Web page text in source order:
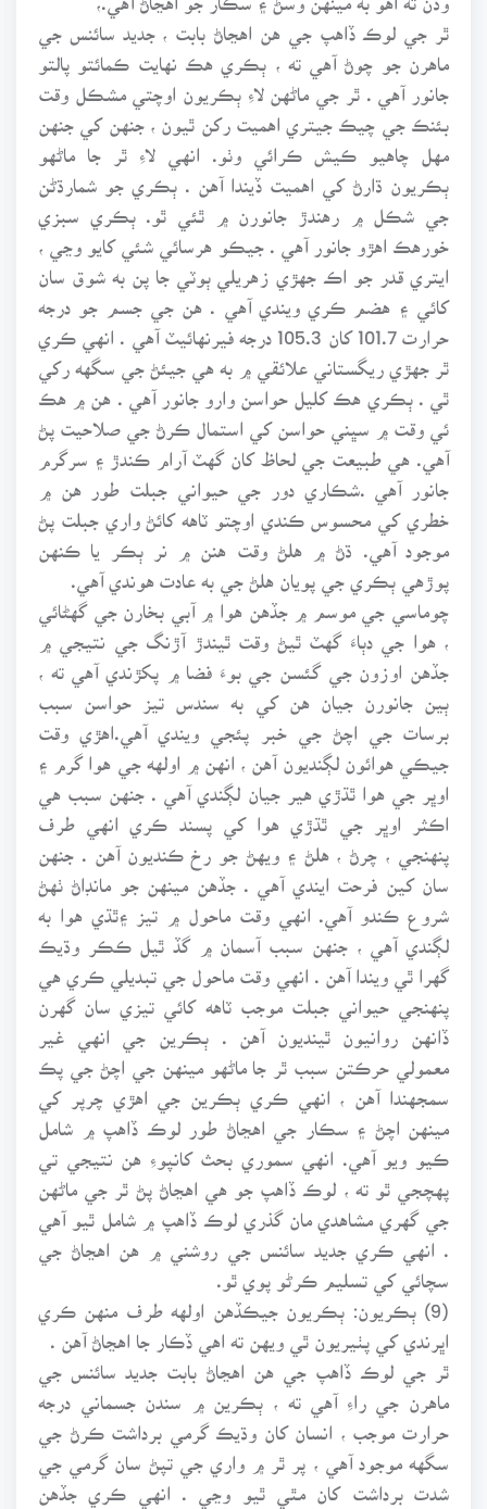
ٿر جي لوڪ ڏاهپ جي هن اهڃاڻ بابت ، جديد سائنس جي
ماهرن جو چوڻ آهي ته ، ٻڪري هڪ نهايت ڪمائتو پالتو
جانور آهي . ٿر جي ماڻهن لاءِ ٻڪريون اوچتي مشڪل وقت
بئنڪ جي چيڪ جيتري اهميت رکن ٿيون ، جنهن کي جنهن
مهل چاهيو ڪيش ڪرائي وٺو. انهي لاءِ ٿر جا ماڻهو
ٻڪريون ڌارڻ کي اهميت ڏيندا آهن . ٻڪري جو شمارڌڻن
جي شڪل ۾ رهندڙ جانورن ۾ ٿئي ٿو. ٻڪري سبزي
خورهڪ اهڙو جانور آهي . جيڪو هرسائي شئي کايو وڃي ،
ايتري قدر جو اڪ جهڙي زهريلي ٻوٽي جا پن به شوق سان
کائي ۽ هضم ڪري ويندي آهي . هن جي جسم جو درجه
حرارت 101.7 کان 105.3 درجه فيرنهائيٽ آهي . انهي ڪري
ٿر جهڙي ريگستاني علائقي ۾ به هي جيئڻ جي سگهه رکي
ٿي . ٻڪري هڪ کليل حواسن وارو جانور آهي . هن ۾ هڪ
ئي وقت ۾ سڀني حواسن کي استمال ڪرڻ جي صلاحيت پڻ
آهي. هي طبيعت جي لحاظ کان گهٽ آرام ڪندڙ ۽ سرگرم
جانور آهي .شڪاري دور جي حيواني جبلت طور هن ۾
خطري کي محسوس ڪندي اوچتو ٽاهه کائڻ واري جبلت پڻ
موجود آهي. ڌڻ ۾ هلڻ وقت هنن ۾ نر ٻڪر يا ڪنهن
پوڙهي ٻڪري جي پويان هلڻ جي به عادت هوندي آهي.
چوماسي جي موسم ۾ جڏهن هوا ۾ آبي بخارن جي گهڻائي
، هوا جي دٻاءَ گهٽ ٿيڻ وقت ٿيندڙ آڙنگ جي نتيجي ۾
جڏهن اوزون جي گئسن جي بوءَ فضا ۾ پکڙندي آهي ته ،
ٻين جانورن جيان هن کي به سندس تيز حواسن سبب
برسات جي اچڻ جي خبر پئجي ويندي آهي.اهڙي وقت
جيڪي هوائون لڳنديون آهن ، انهن ۾ اولهه جي هوا گرم ۽
اوڀر جي هوا ٿڌڙي هير جيان لڳندي آهي . جنهن سبب هي
اڪثر اوڀر جي ٿڌڙي هوا کي پسند ڪري انهي طرف
پنهنجي ، چرڻ ، هلڻ ۽ ويهڻ جو رخ ڪنديون آهن . جنهن
سان کين فرحت ايندي آهي . جڏهن مينهن جو مانڊاڻ ٺهڻ
شروع ڪندو آهي. انهي وقت ماحول ۾ تيز ۽ٿڌي هوا به
لڳندي آهي ، جنهن سبب آسمان ۾ گڏ ٿيل ڪڪر وڌيڪ
گهرا ٿي ويندا آهن . انهي وقت ماحول جي تبديلي ڪري هي
پنهنجي حيواني جبلت موجب ٽاهه کائي تيزي سان گهرن
ڏانهن روانيون ٿينديون آهن . ٻڪرين جي انهي غير
معمولي حرڪتن سبب ٿر جا ماڻهو مينهن جي اچڻ جي پڪ
سمجهندا آهن ، انهي ڪري ٻڪرين جي اهڙي چرپر کي
مينهن اچڻ ۽ سڪار جي اهڃاڻ طور لوڪ ڏاهپ ۾ شامل
ڪيو ويو آهي. انهي سموري بحث کانپوءِ هن نتيجي تي
پهچجي ٿو ته ، لوڪ ڏاهپ جو هي اهڃاڻ پڻ ٿر جي ماڻهن
جي گهري مشاهدي مان گذري لوڪ ڏاهپ ۾ شامل ٿيو آهي
. انهي ڪري جديد سائنس جي روشني ۾ هن اهڃاڻ جي
سچائي کي تسليم ڪرڻو پوي ٿو.
(9) ٻڪريون: ٻڪريون جيڪڏهن اولهه طرف منهن ڪري
اڀرندي کي پٺيريون ٿي ويهن ته اهي ڏڪار جا اهڃاڻ آهن .
ٿر جي لوڪ ڏاهپ جي هن اهڃاڻ بابت جديد سائنس جي
ماهرن جي راءِ آهي ته ، ٻڪرين ۾ سندن جسماني درجه
حرارت موجب ، انسان کان وڌيڪ گرمي برداشت ڪرڻ جي
سگهه موجود آهي ، پر ٿر ۾ واري جي تپڻ سان گرمي جي
شدت برداشت کان مٿي ٿيو وڃي . انهي ڪري جڏهن